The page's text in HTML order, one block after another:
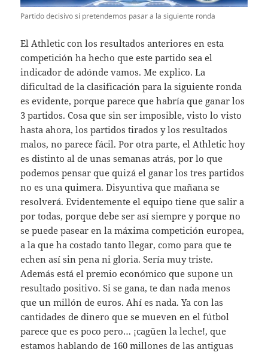
Partido decisivo si pretendemos pasar a la siguiente ronda
El Athletic con los resultados anteriores en esta
competición ha hecho que este partido sea el
indicador de adónde vamos. Me explico. La
dificultad de la clasificación para la siguiente ronda
es evidente, porque parece que habría que ganar los
3 partidos. Cosa que sin ser imposible, visto lo visto
hasta ahora, los partidos tirados y los resultados
malos, no parece fácil. Por otra parte, el Athletic hoy
es distinto al de unas semanas atrás, por lo que
podemos pensar que quizá el ganar los tres partidos
no es una quimera. Disyuntiva que mañana se
resolverá. Evidentemente el equipo tiene que salir a
por todas, porque debe ser así siempre y porque no
se puede pasear en la máxima competición europea,
a la que ha costado tanto llegar, como para que te
echen así sin pena ni gloria. Sería muy triste.
Además está el premio económico que supone un
resultado positivo. Si se gana, te dan nada menos
que un millón de euros. Ahí es nada. Ya con las
cantidades de dinero que se mueven en el fútbol
parece que es poco pero… ¡cagüen la leche!, que
estamos hablando de 160 millones de las antiguas